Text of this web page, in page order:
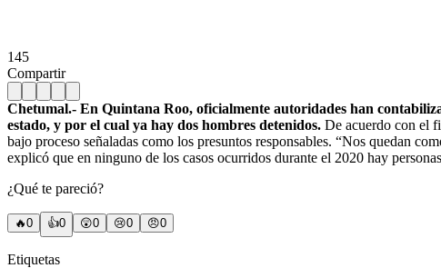
145
Compartir
Chetumal.- En Quintana Roo, oficialmente autoridades han
estado, y por el cual ya hay dos hombres detenidos. De acuerdo con el
bajo proceso señaladas como los presuntos responsables. “Nos quedan
explicó que en ninguno de los casos ocurridos durante el 2020 hay
¿Qué te pareció?
🔥0 👍0 😲0 😢0 😠0
Etiquetas